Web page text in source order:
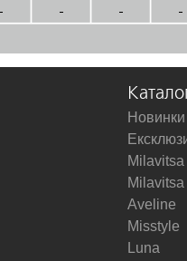
Aveline
Misstyle
Luna